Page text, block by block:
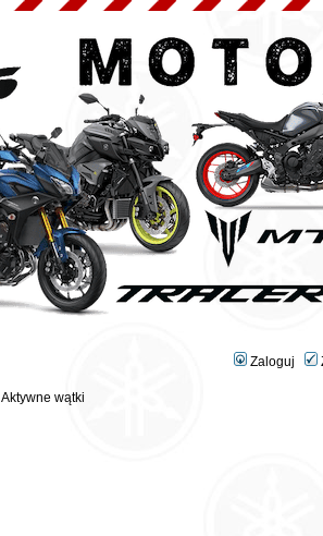
Zaloguj
Aktywne wątki